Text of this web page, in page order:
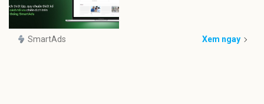
SmartAds Xem ngay